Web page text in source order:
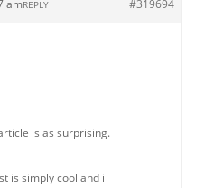
am #319694
REPLY
is as surprising.
is simply cool and i